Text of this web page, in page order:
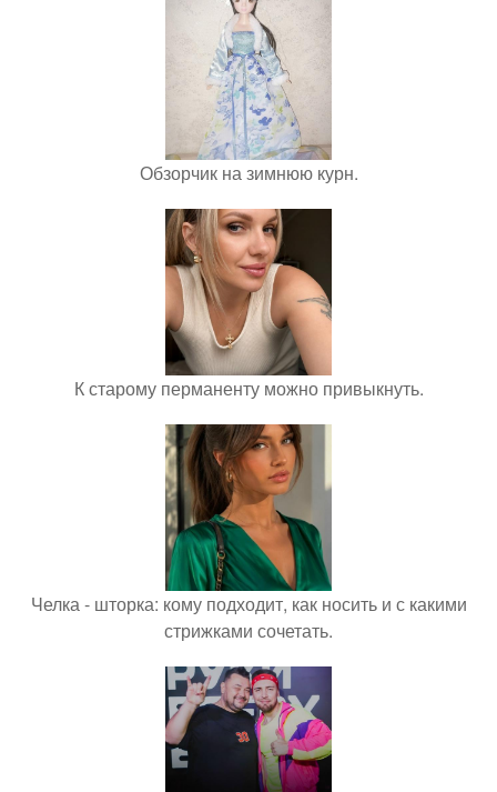
Обзорчик на зимнюю курн.
К старому перманенту можно привыкнуть.
Челка - шторка: кому подходит, как носить и с какими
стрижками сочетать.